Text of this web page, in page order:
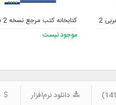
2
کتابخانه کتب مرجع نسخه 2 به همراه فلش
موجود نیست
دانلود نرم‌افزار